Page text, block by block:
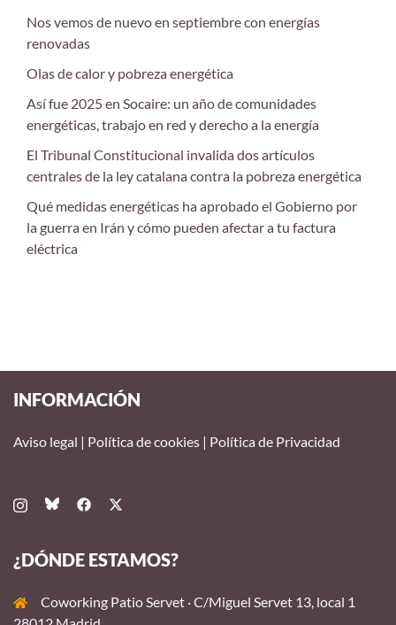
Nos vemos de nuevo en septiembre con energías
renovadas
Olas de calor y pobreza energética
Así fue 2025 en Socaire: un año de comunidades
energéticas, trabajo en red y derecho a la energía
El Tribunal Constitucional invalida dos artículos
centrales de la ley catalana contra la pobreza energética
Qué medidas energéticas ha aprobado el Gobierno por
la guerra en Irán y cómo pueden afectar a tu factura
eléctrica
INFORMACIÓN
Aviso legal | Política de cookies | Política de Privacidad
¿DÓNDE ESTAMOS?
Coworking Patio Servet · C/Miguel Servet 13, local 1